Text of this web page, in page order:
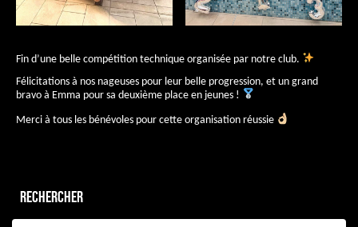
Fin d’une belle compétition technique organisée par notre club.
Félicitations à nos nageuses pour leur belle progression, et un grand
bravo à Emma pour sa deuxième place en jeunes !
Merci à tous les bénévoles pour cette organisation réussie
Rechercher